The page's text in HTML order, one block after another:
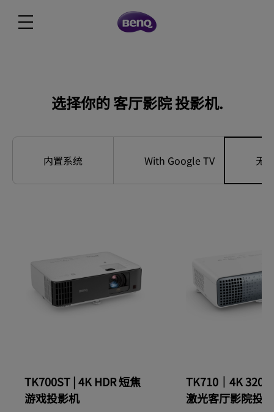
选择你的 客厅影院 投影机.
内置系统 With Google TV 无
TK700ST | 4K HDR 短焦
游戏投影机
TK710｜4K
激光客厅影院投